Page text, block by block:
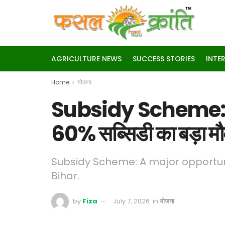
AGRICULTURE NEWS SUCCESS STORIES
Home योजना
Subsidy Scheme:
60% सब्सिडी का बड़ा
Subsidy Scheme: A major
Bihar.
by Fiza July 7, 2026 in योजना